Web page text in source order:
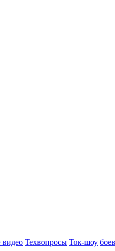
видео Техвопросы Ток-шоу